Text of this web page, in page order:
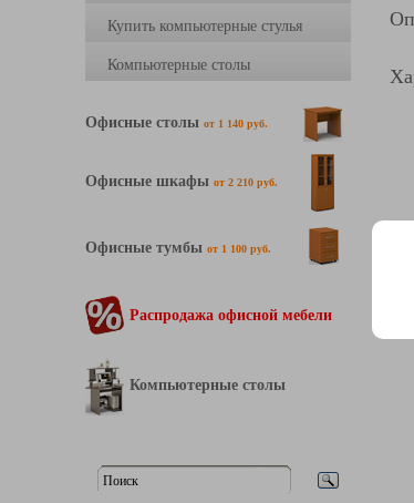
Купить компьютерные стулья
Компьютерные столы
Офисные столы от 1 140 руб.
Офисные шкафы от 2 210 руб.
Офисные тумбы от 1 100 руб.
Распродажа офисной мебели
Компьютерные столы